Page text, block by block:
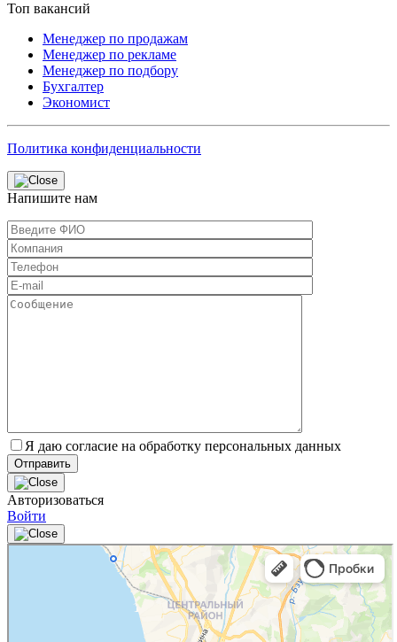
Топ вакансий
Менеджер по продажам
Менеджер по рекламе
Менеджер по подбору
Бухгалтер
Экономист
Политика конфиденциальности
Напишите нам
Я даю согласие на обработку персональных данных
Авторизоваться
Войти